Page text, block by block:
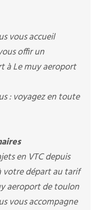
vous accueil
offir un
à Le muy aeroport
: voyagez en toute
en VTC depuis
votre départ au tarif
aeroport de toulon
vous accompagne